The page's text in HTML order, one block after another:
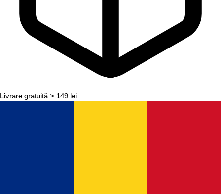
Livrare gratuită > 149 lei